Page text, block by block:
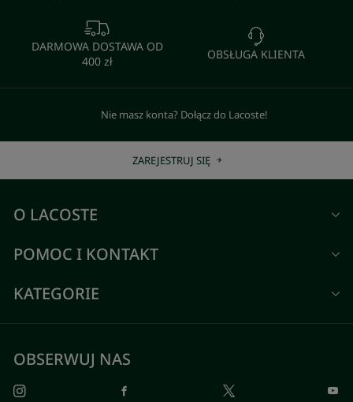
DARMOWA DOSTAWA OD
400 zł
OBSŁUGA KLIENTA
Nie masz konta? Dołącz do Lacoste!
ZAREJESTRUJ SIĘ
O LACOSTE
POMOC I KONTAKT
KATEGORIE
OBSERWUJ NAS